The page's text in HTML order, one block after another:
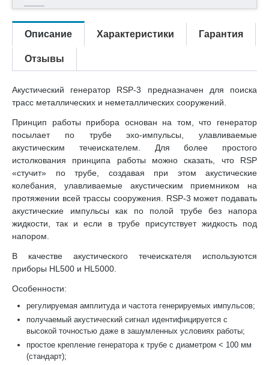
Описание Характеристики Гарантия
Отзывы
Акустический генератор RSP-3 предназначен для поиска
трасс металлических и неметаллических сооружений.
Принцип работы прибора основан на том, что генератор
посылает по трубе эхо-импульсы, улавливаемые
акустическим течеискателем. Для более простого
истолкования принципа работы можно сказать, что RSP
«стучит» по трубе, создавая при этом акустические
колебания, улавливаемые акустическим приемником на
протяжении всей трассы сооружения. RSP-3 может подавать
акустические импульсы как по полой трубе без напора
жидкости, так и если в трубе присутствует жидкость под
напором.
В качестве акустического течеискателя используются
приборы HL500 и HL5000.
Особенности:
регулируемая амплитуда и частота генерируемых импульсов;
получаемый акустический сигнал идентифицируется с
высокой точностью даже в зашумленных условиях работы;
простое крепление генератора к трубе с диаметром < 100 мм
(стандарт);